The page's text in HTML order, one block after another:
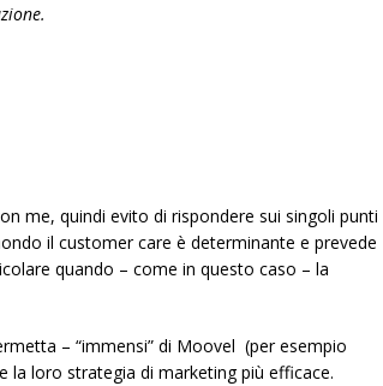
me, quindi evito di rispondere sui singoli punti
il customer care è determinante e prevede
quando – come in questo caso – la
– “immensi” di Moovel (per esempio
la loro strategia di marketing più efficace.